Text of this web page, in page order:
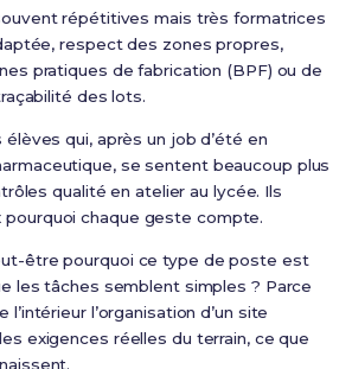
répétitives mais très formatrices
respect des zones propres,
pratiques de fabrication (BPF) ou de
des lots.
qui, après un job d’été en
se sentent beaucoup plus
qualité en atelier au lycée. Ils
pourquoi chaque geste compte.
être pourquoi ce type de poste est
les tâches semblent simples ? Parce
l’organisation d’un site
exigences réelles du terrain, ce que